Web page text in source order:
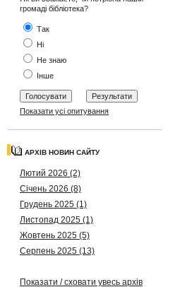
громаді бібліотека?
Так
Ні
Не знаю
Інше
Показати усі опитування
АРХІВ НОВИН САЙТУ
Лютий 2026 (2)
Січень 2026 (8)
Грудень 2025 (1)
Листопад 2025 (1)
Жовтень 2025 (5)
Серпень 2025 (13)
Показати / сховати увесь архів